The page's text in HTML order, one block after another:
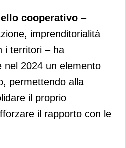
cooperativo –
imprenditorialità
i territori – ha
nel 2024 un elemento
permettendo alla
il proprio
il rapporto con le